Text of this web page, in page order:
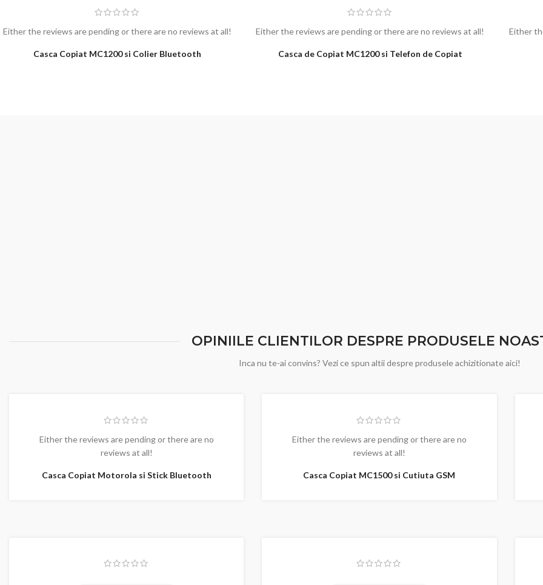
Either the reviews are pending or there are no reviews at all!
Casca Copiat MC1200 si Colier Bluetooth
Either the reviews are pending or there are no reviews at all!
Casca de Copiat MC1200 si Telefon de Copiat
Either
OPINIILE CLIENTILOR DESPRE PRODUSELE
Inca nu te-ai convins? Vezi ce spun altii despre produsele achizitionate aici!
Either the reviews are pending or there are no
reviews at all!
Casca Copiat Motorola si Stick Bluetooth
Either the reviews are pending or there are no
reviews at all!
Casca Copiat MC1500 si Cutiuta GSM